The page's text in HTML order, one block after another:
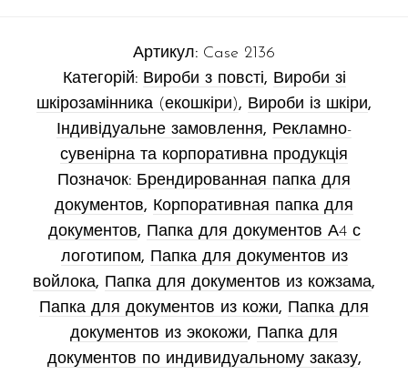
Артикул: Case 2136
Категорій: Вироби з повсті, Вироби зі
шкірозамінника (екошкіри), Вироби із шкіри,
Індивідуальне замовлення, Рекламно-
сувенірна та корпоративна продукція
Позначок: Брендированная папка для
документов, Корпоративная папка для
документов, Папка для документов А4 с
логотипом, Папка для документов из
войлока, Папка для документов из кожзама,
Папка для документов из кожи, Папка для
документов из экокожи, Папка для
документов по индивидуальному заказу,